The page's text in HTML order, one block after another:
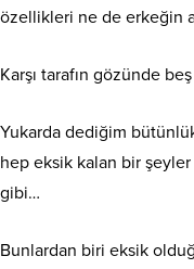
özellikleri ne de erkeğin
Karşı tarafın gözünde
Yukarda dediğim
hep eksik kalan bir
gibi…
Bunlardan biri eksik